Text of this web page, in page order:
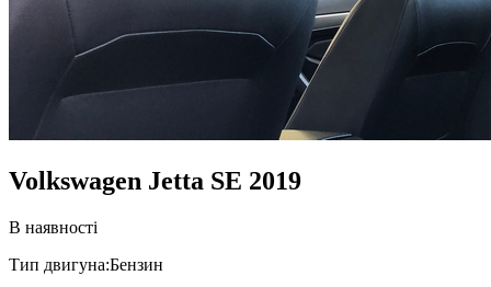
Volkswagen Jetta SE 2019
В наявності
Тип двигуна:Бензин